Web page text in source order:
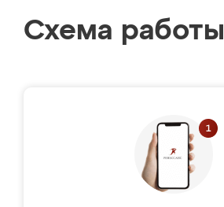
Схема работы